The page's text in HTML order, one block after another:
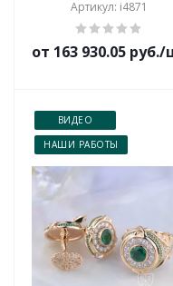
Артикул: i4871
от 163 930.05
ВИДЕО
НАШИ РАБОТЫ